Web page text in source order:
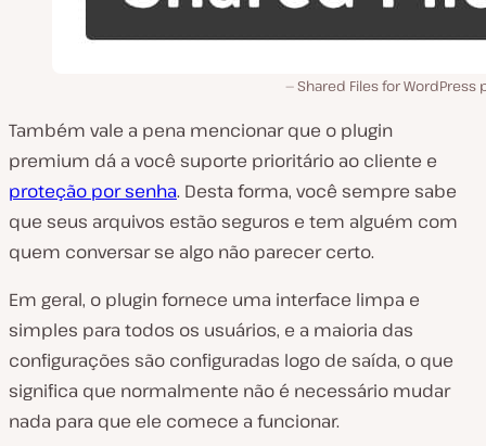
Shared Files for WordPress
Também vale a pena mencionar que o plugin
premium dá a você suporte prioritário ao cliente e
proteção por senha. Desta forma, você sempre sabe
que seus arquivos estão seguros e tem alguém com
quem conversar se algo não parecer certo.
Em geral, o plugin fornece uma interface limpa e
simples para todos os usuários, e a maioria das
configurações são configuradas logo de saída, o que
significa que normalmente não é necessário mudar
nada para que ele comece a funcionar.